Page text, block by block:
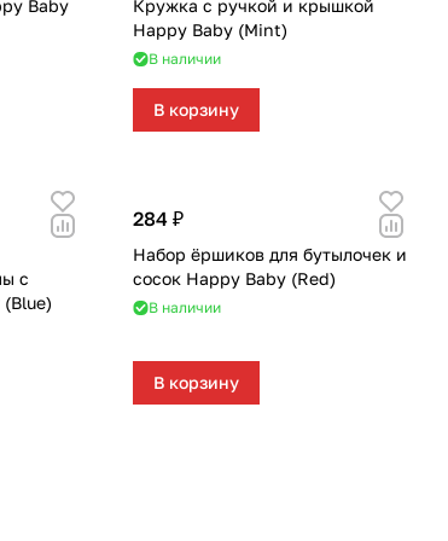
Baby
Кружка с ручкой и крышкой
Happy Baby (Mint)
В наличии
В корзину
с
284 ₽
Набор ёршиков для бутылочек и
сосок Happy Baby (Red)
В наличии
В корзину